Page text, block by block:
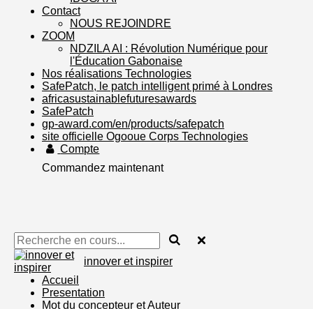
Contact
NOUS REJOINDRE
ZOOM
NDZILA AI : Révolution Numérique pour
l'Éducation Gabonaise
Nos réalisations Technologies
SafePatch, le patch intelligent primé à Londres
africasustainablefuturesawards
SafePatch
gp-award.com/en/products/safepatch
site officielle Ogooue Corps Technologies
Compte
Commandez maintenant
innover et inspirer
Accueil
Presentation
Mot du concepteur et Auteur